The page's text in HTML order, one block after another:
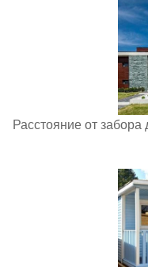
Расстояние от